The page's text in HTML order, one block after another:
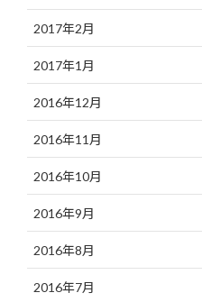
2017年2月
2017年1月
2016年12月
2016年11月
2016年10月
2016年9月
2016年8月
2016年7月